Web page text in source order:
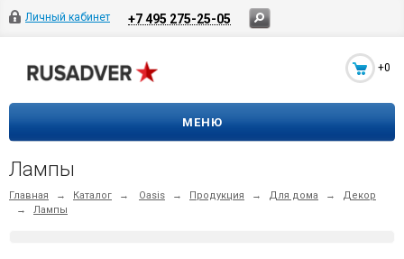
Личный кабинет +7 495 275-25-05
+0
МЕНЮ
Лампы
Главная → Каталог → Oasis → Продукция → Для дома →
Декор
→
Лампы